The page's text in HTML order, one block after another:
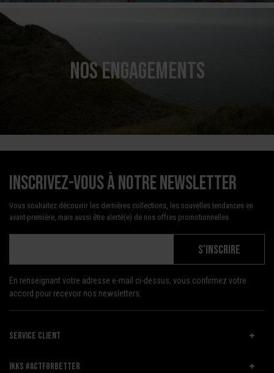
NOS ENGAGEMENTS
Inscrivez-vous à notre newsletter
Vous souhaitez découvrir les dernières collections, les nouvelles tendances en
avant-première, mais aussi être alerté(e) de nos offres promotionnelles
S'INSCRIRE
En renseignant votre adresse e-mail ci-dessus, vous confirmez votre
accord pour recevoir nos newsletters.
SERVICE CLIENT
IKKS #ACTFORBETTER